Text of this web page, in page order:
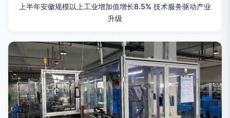
上半年安徽规模以上工业增加值增长8.5% 技术服务驱动产业
升级